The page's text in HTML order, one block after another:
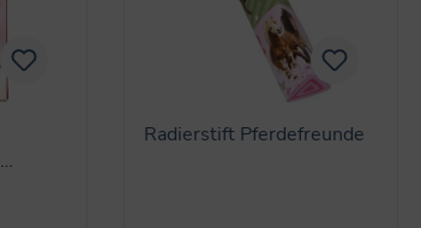
Radierstift Pferdefreunde